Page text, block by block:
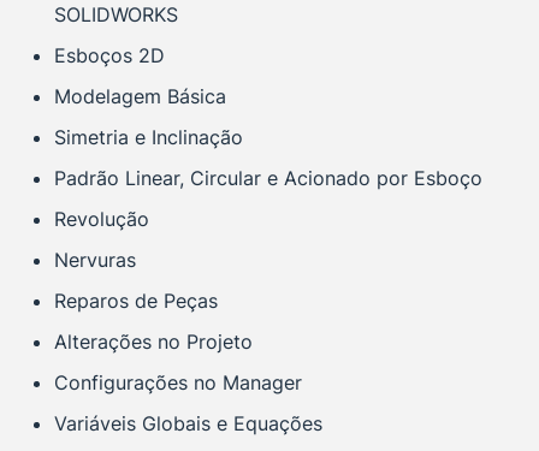
SOLIDWORKS
Esboços 2D
Modelagem Básica
Simetria e Inclinação
Padrão Linear, Circular e Acionado por Esboço
Revolução
Nervuras
Reparos de Peças
Alterações no Projeto
Configurações no Manager
Variáveis Globais e Equações